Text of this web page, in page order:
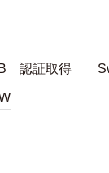
認証取得